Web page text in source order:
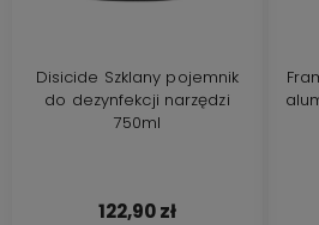
Disicide Szklany pojemnik
do dezynfekcji narzędzi
750ml
122,90 zł